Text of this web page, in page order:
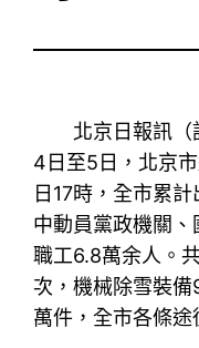
北京日報訊（
4日至5日，北京
日17時，全市累
中動員黨政機關
職工6.8萬余人。
次，機械除雪裝
萬件，全市各條途